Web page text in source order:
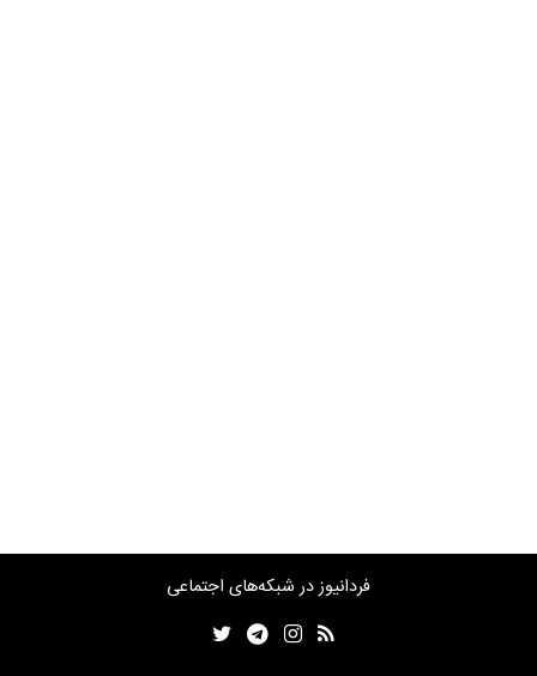
فردانیوز در شبکه‌های اجتماعی